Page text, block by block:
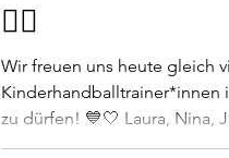
🤾‍♀️
Wir freuen uns heute gleich
Kinderhandballtrainer*innen
zu dürfen! 💙🤍 Laura, Nina,
rund zwei Wochen in